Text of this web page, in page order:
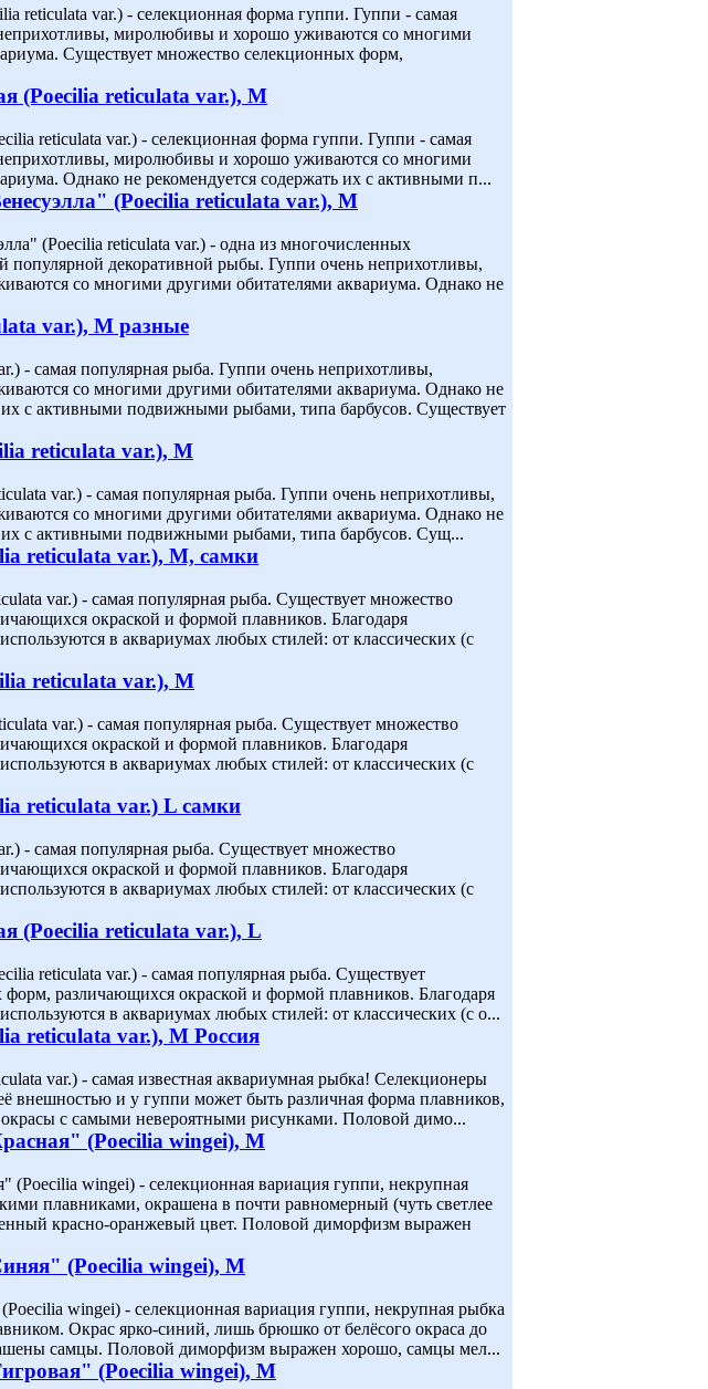
reticulata var.) - селекционная форма гуппи. Гуппи - самая
миролюбивы и хорошо уживаются со многими
Существует множество селекционных форм,
(Poecilia reticulata var.), M
reticulata var.) - селекционная форма гуппи. Гуппи - самая
миролюбивы и хорошо уживаются со многими
Однако не рекомендуется содержать их с активными п...
(Poecilia reticulata var.), M
(Poecilia reticulata var.) - одна из многочисленных
популярной декоративной рыбы. Гуппи очень неприхотливы,
со многими другими обитателями аквариума. Однако не
var.), M разные
- самая популярная рыба. Гуппи очень неприхотливы,
со многими другими обитателями аквариума. Однако не
их с активными подвижными рыбами, типа барбусов. Существует
reticulata var.), M
var.) - самая популярная рыба. Гуппи очень неприхотливы,
со многими другими обитателями аквариума. Однако не
их с активными подвижными рыбами, типа барбусов. Сущ...
reticulata var.), M, самки
var.) - самая популярная рыба. Существует множество
окраской и формой плавников. Благодаря
в аквариумах любых стилей: от классических (с
reticulata var.), M
var.) - самая популярная рыба. Существует множество
окраской и формой плавников. Благодаря
в аквариумах любых стилей: от классических (с
reticulata var.) L самки
- самая популярная рыба. Существует множество
окраской и формой плавников. Благодаря
в аквариумах любых стилей: от классических (с
(Poecilia reticulata var.), L
reticulata var.) - самая популярная рыба. Существует
различающихся окраской и формой плавников. Благодаря
в аквариумах любых стилей: от классических (с о...
reticulata var.), M Россия
var.) - самая известная аквариумная рыбка! Селекционеры
внешностью и у гуппи может быть различная форма плавников,
с самыми невероятными рисунками. Половой димо...
(Poecilia wingei), M
(Poecilia wingei) - селекционная вариация гуппи, некрупная
плавниками, окрашена в почти равномерный (чуть светлее
красно-оранжевый цвет. Половой диморфизм выражен
(Poecilia wingei), M
wingei) - селекционная вариация гуппи, некрупная рыбка
Окрас ярко-синий, лишь брюшко от белёсого окраса до
самцы. Половой диморфизм выражен хорошо, самцы мел...
(Poecilia wingei), M